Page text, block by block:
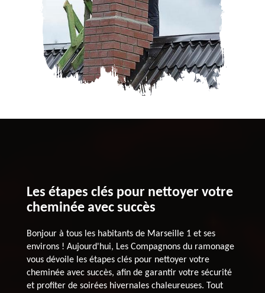
Les étapes clés pour nettoyer votre
cheminée avec succès
Bonjour à tous les habitants de Marseille 1 et ses
environs ! Aujourd'hui, Les Compagnons du ramonage
vous dévoile les étapes clés pour nettoyer votre
cheminée avec succès, afin de garantir votre sécurité
et profiter de soirées hivernales chaleureuses. Tout